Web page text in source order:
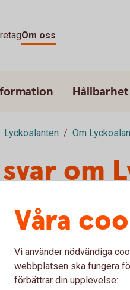
Om oss
Hållbarhet
Lyckoslanten Om
om
skola?
i undervisningen?
Våra
Vi använder nödvändiga
webbplatsen ska fungera
förbättrar din upplevelse: